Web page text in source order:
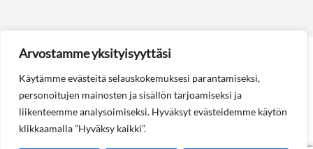
Arvostamme yksityisyyttäsi
Käytämme evästeitä selauskokemuksesi parantamiseksi,
personoitujen mainosten ja sisällön tarjoamiseksi ja
liikenteemme analysoimiseksi. Hyväksyt evästeidemme käytön
klikkaamalla ”Hyväksy kaikki”.